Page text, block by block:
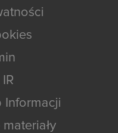
Informacji